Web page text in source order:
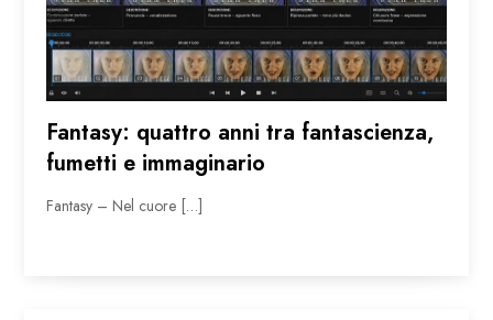
Fantasy: quattro anni tra fantascienza,
fumetti e immaginario
Fantasy – Nel cuore […]